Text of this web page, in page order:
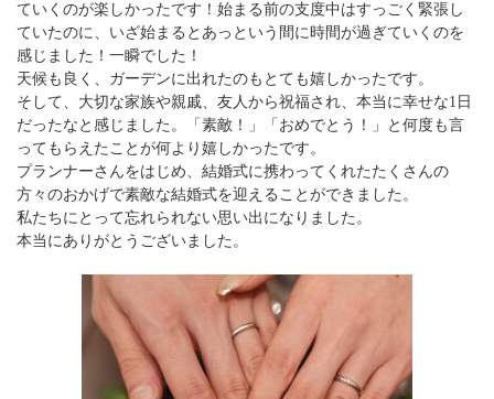
ていくのが楽しかったです！始まる前の支度中はすっごく緊張し
ていたのに、いざ始まるとあっという間に時間が過ぎていくのを
感じました！一瞬でした！
天候も良く、ガーデンに出れたのもとても嬉しかったです。
そして、大切な家族や親戚、友人から祝福され、本当に幸せな1日
だったなと感じました。「素敵！」「おめでとう！」と何度も言
ってもらえたことが何より嬉しかったです。
プランナーさんをはじめ、結婚式に携わってくれたたくさんの
方々のおかげで素敵な結婚式を迎えることができました。
私たちにとって忘れられない思い出になりました。
本当にありがとうございました。